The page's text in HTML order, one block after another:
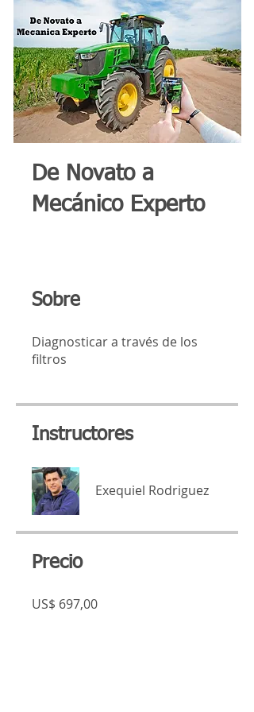
De Novato a
Mecánico Experto
Sobre
Diagnosticar a través de los
filtros
Instructores
Exequiel Rodriguez
Precio
US$ 697,00